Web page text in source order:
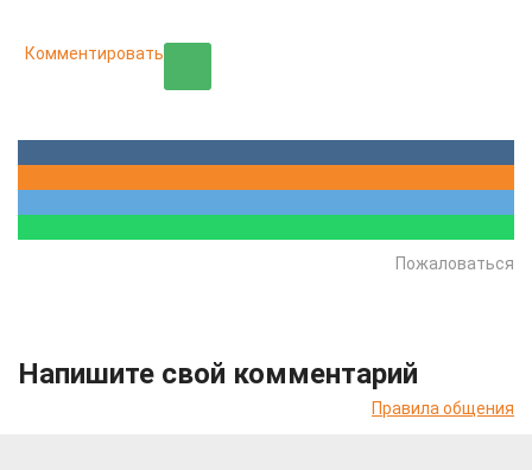
Комментировать
Пожаловаться
Напишите свой комментарий
Правила общения